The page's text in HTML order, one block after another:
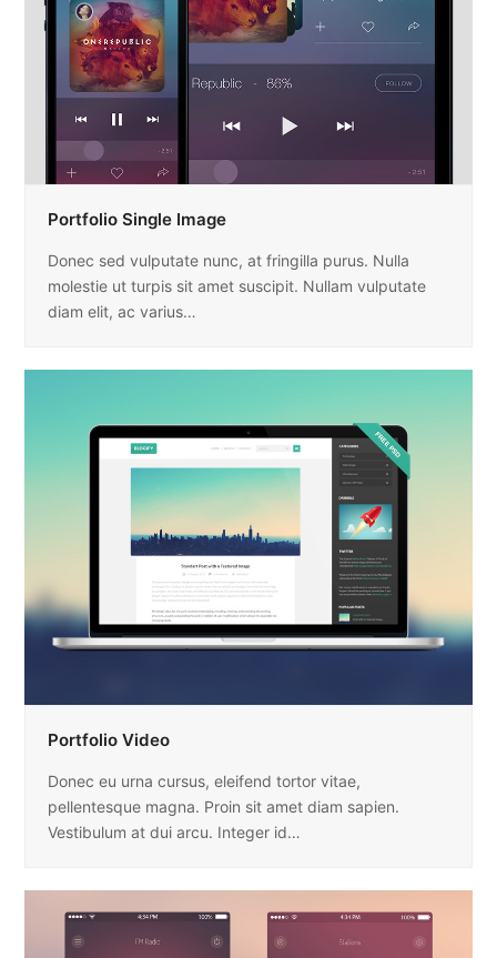
Portfolio Single Image
Donec sed vulputate nunc, at fringilla purus. Nulla
molestie ut turpis sit amet suscipit. Nullam vulputate
diam elit, ac varius…
Portfolio Video
Donec eu urna cursus, eleifend tortor vitae,
pellentesque magna. Proin sit amet diam sapien.
Vestibulum at dui arcu. Integer id…